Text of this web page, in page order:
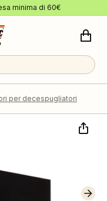
minima di 60€
per decespugliatori